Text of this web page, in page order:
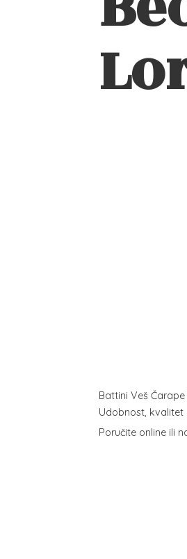
Battini Veš
Udobnost, kvalitet
Poručite online ili